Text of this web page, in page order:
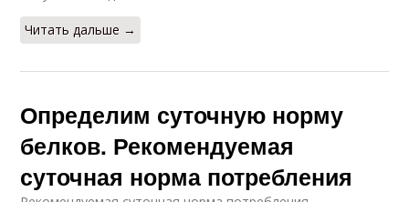
Читать дальше →
Определим суточную норму
белков. Рекомендуемая
суточная норма потребления